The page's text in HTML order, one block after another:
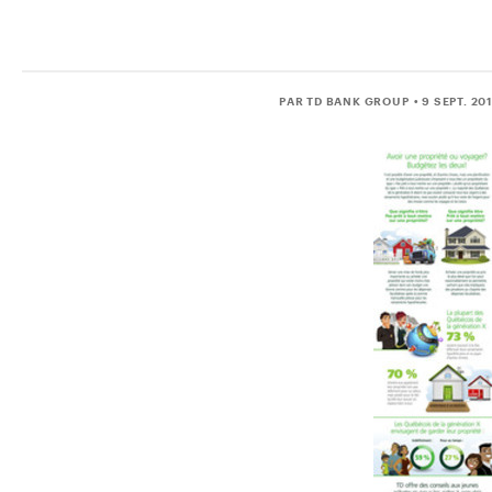
PAR TD BANK GROUP • 9 SEPT.